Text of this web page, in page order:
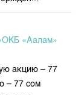
«Аалам»
акцию – 77
– 77 сом